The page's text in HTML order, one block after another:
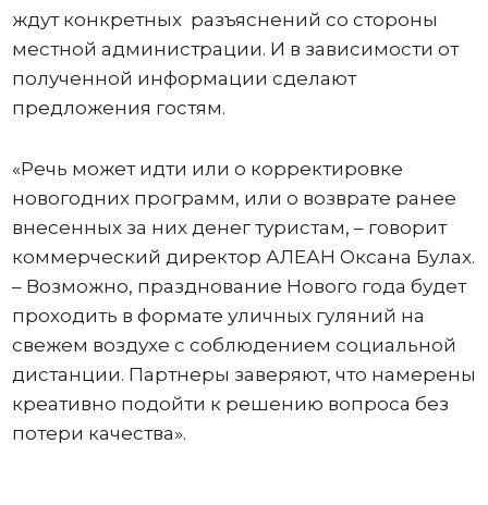
ждут конкретных разъяснений со стороны
местной администрации. И в зависимости от
полученной информации сделают
предложения гостям.
«Речь может идти или о корректировке
новогодних программ, или о возврате ранее
внесенных за них денег туристам, – говорит
коммерческий директор АЛЕАН Оксана Булах.
– Возможно, празднование Нового года будет
проходить в формате уличных гуляний на
свежем воздухе с соблюдением социальной
дистанции. Партнеры заверяют, что намерены
креативно подойти к решению вопроса без
потери качества».